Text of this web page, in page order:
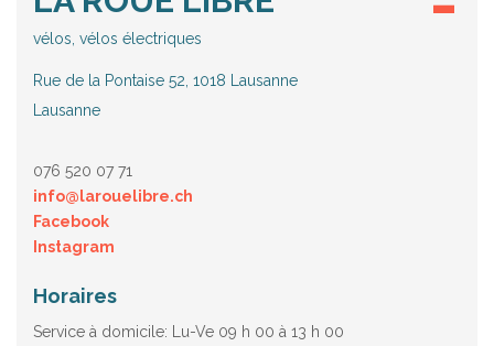
vélos, vélos électriques
Rue de la Pontaise 52, 1018 Lausanne
Lausanne
076 520 07 71
info@larouelibre.ch
Facebook
Instagram
Horaires
Service à domicile: Lu-Ve 09 h 00 à 13 h 00